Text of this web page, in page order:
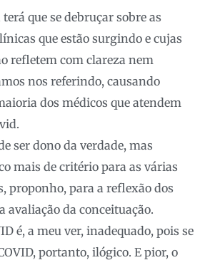
que se debruçar sobre as
que estão surgindo e cujas
refletem com clareza nem
nos referindo, causando
dos médicos que atendem
ser dono da verdade, mas
mais de critério para as várias
proponho, para a reflexão dos
avaliação da conceituação.
é, a meu ver, inadequado, pois se
portanto, ilógico. E pior, o